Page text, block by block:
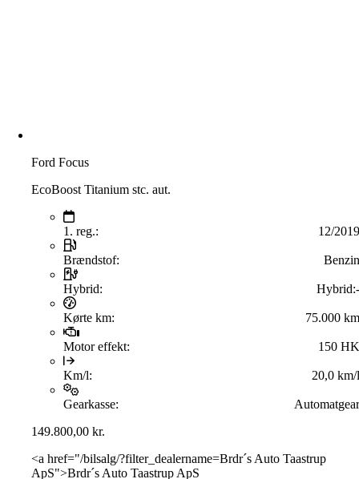
Ford Focus
EcoBoost Titanium stc. aut.
1. reg.: 12/2019
Brændstof: Benzin
Hybrid: Hybrid:-
Kørte km: 75.000 km
Motor effekt: 150 HK
Km/l: 20,0 km/l
Gearkasse:
Automatgear
149.800,00kr.
<a href="/bilsalg/?filter_dealername=Brdr´s Auto Taastrup
ApS">Brdr´s Auto Taastrup ApS